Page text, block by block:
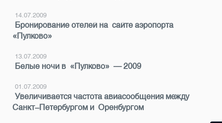
14.07.2009
Бронирование отелей на сайте аэропорта
«Пулково»
13.07.2009
Белые ночи в «Пулково» — 2009
01.07.2009
Увеличивается частота авиасообщения между
Санкт-Петербургом и Оренбургом